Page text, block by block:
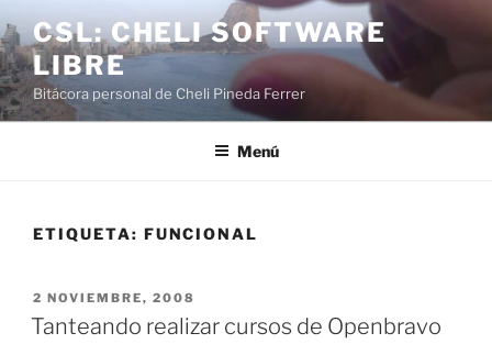
al
contenido
CSL: CHELI SOFTWARE
LIBRE
Bitácora personal de Cheli Pineda Ferrer
Menú
ETIQUETA: FUNCIONAL
PUBLICADO
EL
2 NOVIEMBRE, 2008
Tanteando realizar cursos de Openbravo